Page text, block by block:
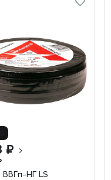
₽
НГ LS